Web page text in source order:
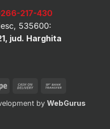
217-430
535600:
jud. Harghita
Stripe
Cash
Delivery
by WebGurus